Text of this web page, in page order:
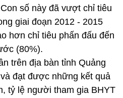
số này đã vượt chỉ tiêu
giai đoạn 2012 - 2015
hơn chỉ tiêu phấn đấu đến
(80%).
trên địa bàn tỉnh Quảng
đạt được những kết quả
tỷ lệ người tham gia BHYT